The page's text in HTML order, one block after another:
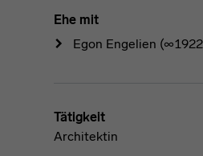
Ehe mit
Egon Engelien
Tätigkeit
Architektin